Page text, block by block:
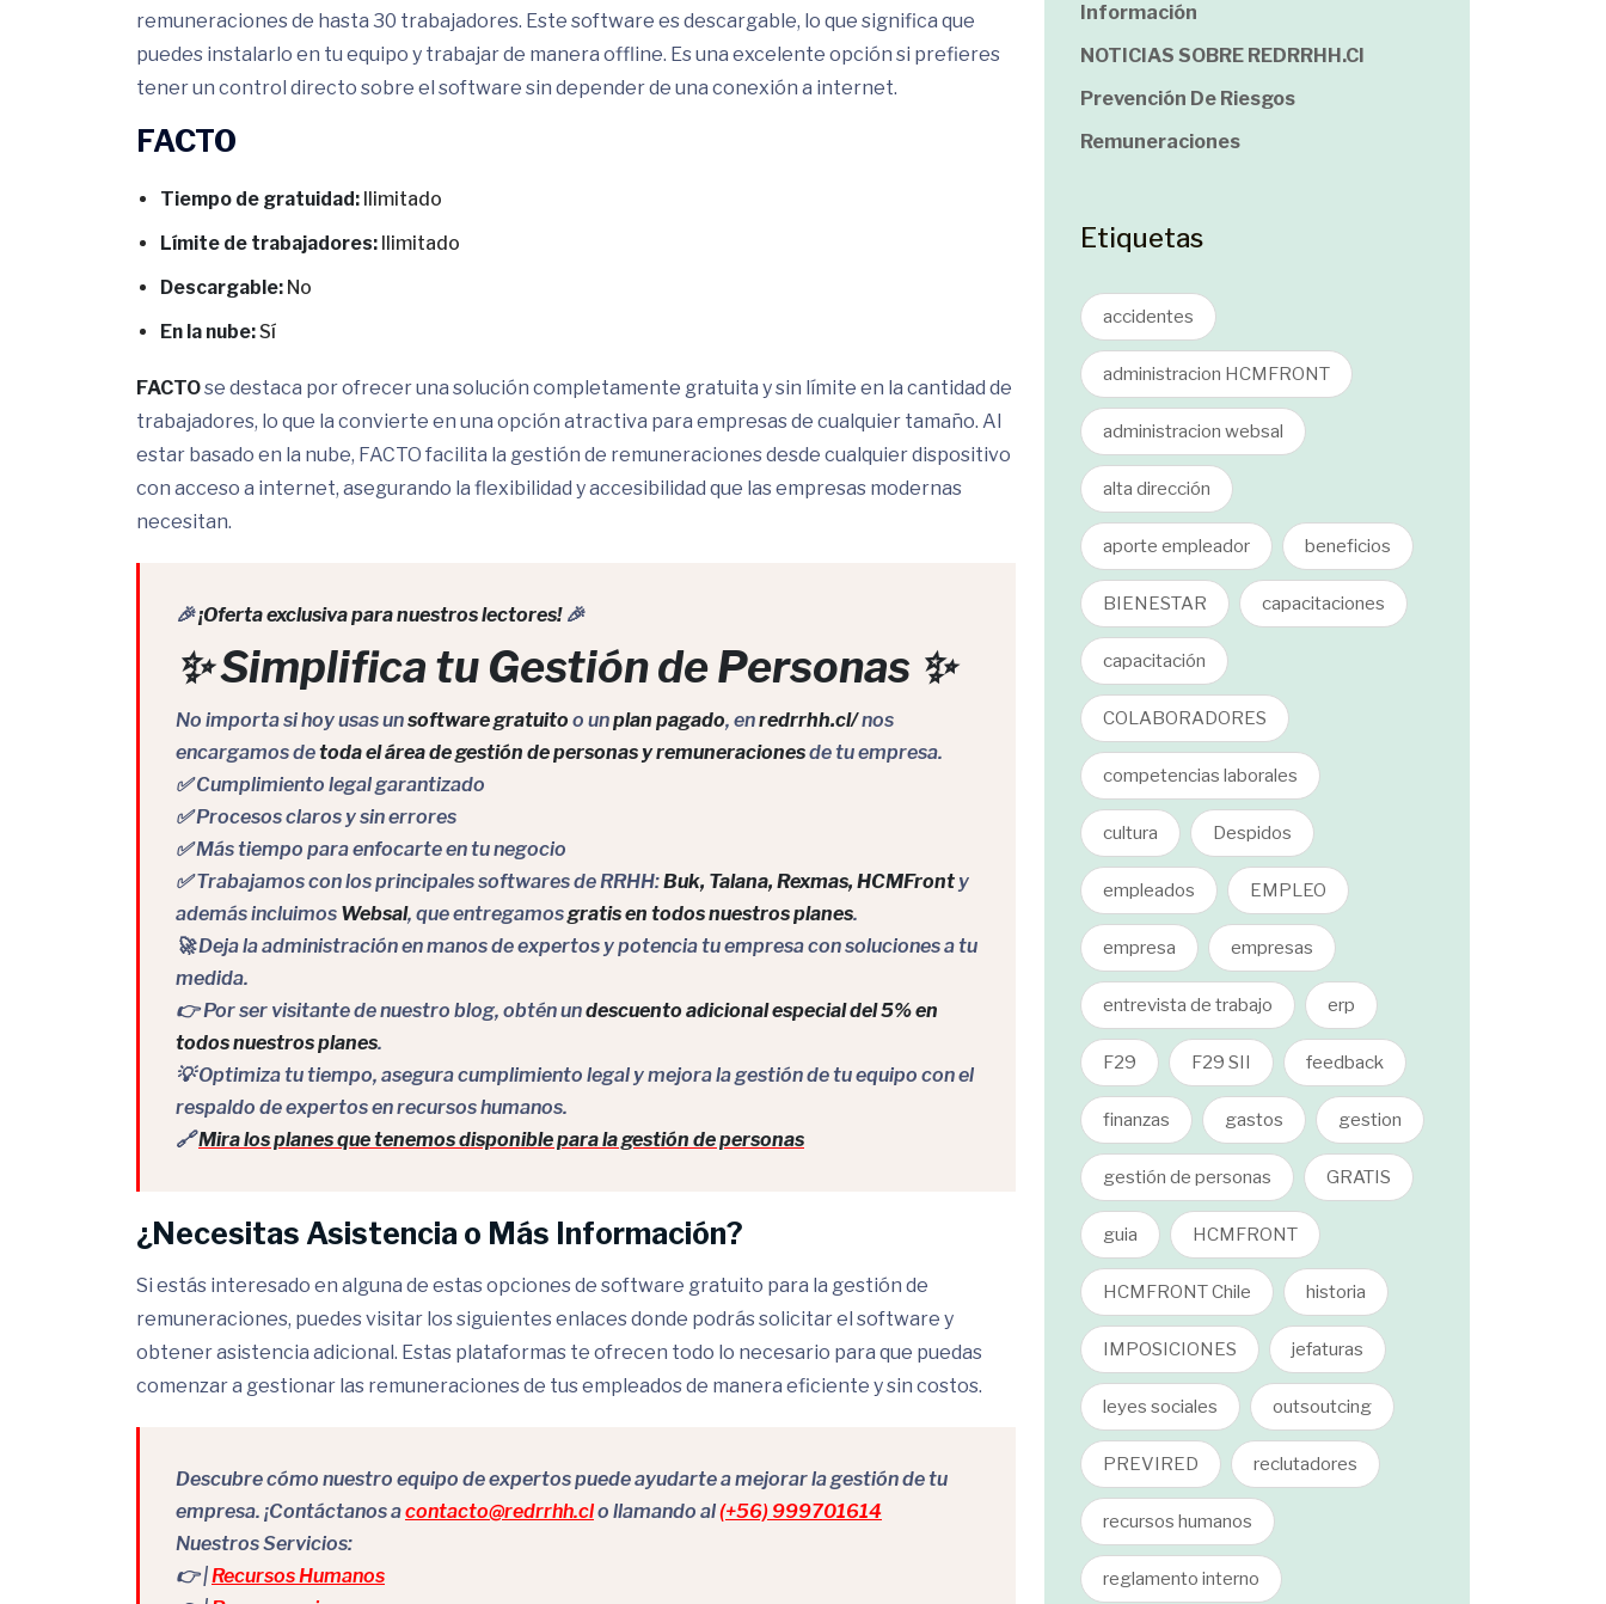
remuneraciones de hasta 30 trabajadores. Este software es descargable, lo que significa que
puedes instalarlo en tu equipo y trabajar de manera offline. Es una excelente opción si prefieres
tener un control directo sobre el software sin depender de una conexión a internet.
FACTO
Tiempo de gratuidad: Ilimitado
Límite de trabajadores: Ilimitado
Descargable: No
En la nube:Sí
FACTOse destaca por ofrecer una solución completamente gratuita y sin límite en la cantidad de
trabajadores, lo que la convierte en una opción atractiva para empresas de cualquier tamaño. Al
estar basado en la nube, FACTO facilita la gestión de remuneraciones desde cualquier dispositivo
con acceso a internet, asegurando la flexibilidad y accesibilidad que las empresas modernas
necesitan.
🎉¡Oferta exclusiva para nuestros lectores!🎉
✨ Simplifica tu Gestión de Personas ✨
No importa si hoy usas unsoftware gratuito o unplan pagado, enredrrhh.cl/nos
encargamos detoda el área de gestión de personas y remuneracionesde tu empresa.
✅ Cumplimiento legal garantizado
✅ Procesos claros y sin errores
✅ Más tiempo para enfocarte en tu negocio
✅ Trabajamos con los principales softwares de RRHH:Buk, Talana, Rexmas, HCMFront y
además incluimos Websal, que entregamosgratis en todos nuestros planes.
🚀 Deja la administración en manos de expertos y potencia tu empresa con soluciones a tu
medida.
👉 Por ser visitante de nuestro blog, obtén undescuento adicional especial del 5% en
todos nuestros planes.
💡 Optimiza tu tiempo, asegura cumplimiento legal y mejora la gestión de tu equipo con el
respaldo de expertos en recursos humanos.
🔗Mira los planes que tenemos disponible para la gestión de personas
¿Necesitas Asistencia o Más Información?
Si estás interesado en alguna de estas opciones de software gratuito para la gestión de
remuneraciones, puedes visitar los siguientes enlaces donde podrás solicitar el software y
obtener asistencia adicional. Estas plataformas te ofrecen todo lo necesario para que puedas
comenzar a gestionar las remuneraciones de tus empleados de manera eficiente y sin costos.
Descubre cómo nuestro equipo de expertos puede ayudarte a mejorar la gestión de tu
empresa. ¡Contáctanos acontacto@redrrhh.clo llamando al(+56) 999701614
Nuestros Servicios:
👉 |Recursos Humanos
Información
NOTICIAS SOBRE REDRRHH.cl
Prevención De Riesgos
Remuneraciones
Etiquetas
accidentes
administracion HCMFRONT
administracion websal
alta dirección
aporte empleador beneficios
BIENESTAR capacitaciones
capacitación
COLABORADORES
competencias laborales
cultura Despidos
empleados EMPLEO
empresa empresas
entrevista de trabajo erp
F29 F29 SII feedback
finanzas gastos gestion
gestión de personas GRATIS
guia HCMFRONT
HCMFRONT Chile historia
IMPOSICIONES jefaturas
leyes sociales outsoutcing
PREVIRED reclutadores
recursos humanos
reglamento interno